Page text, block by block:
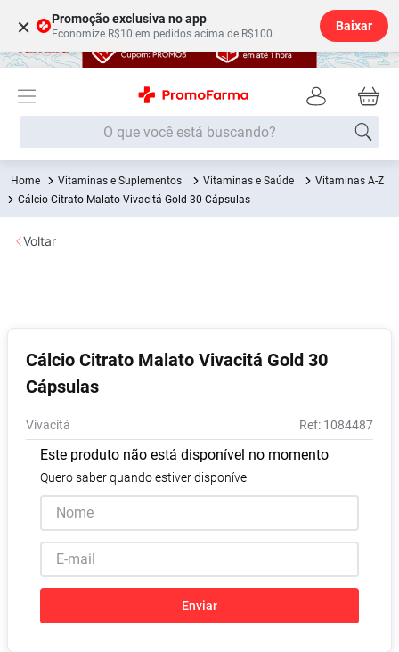
× Promoção exclusiva no app
Economize R$10 em pedidos acima de R$100
Baixar
O que você está buscando?
Vitaminas e Suplementos Vitaminas e Saúde
Vitaminas A-Z
Cálcio Citrato Malato Vivacitá Gold 30 Cápsulas
Cálcio Citrato Malato Vivacitá Gold 30
Cápsulas
Vivacitá : 1084487
Este produto não está disponível no momento
Quero saber quando estiver disponível
Enviar
Voltar
Termos mais buscados
1º Fralda
2
6º Shampoo
7º Desodorante
8º
9º Vitamina D
10º Soro Fisiológico